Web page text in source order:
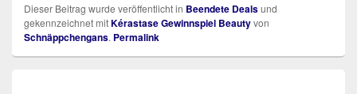
Dieser Beitrag wurde veröffentlicht in Beendete Dealsund
gekennzeichnet mitKérastase Gewinnspiel Beautyvon
Schnäppchengans. Permalink